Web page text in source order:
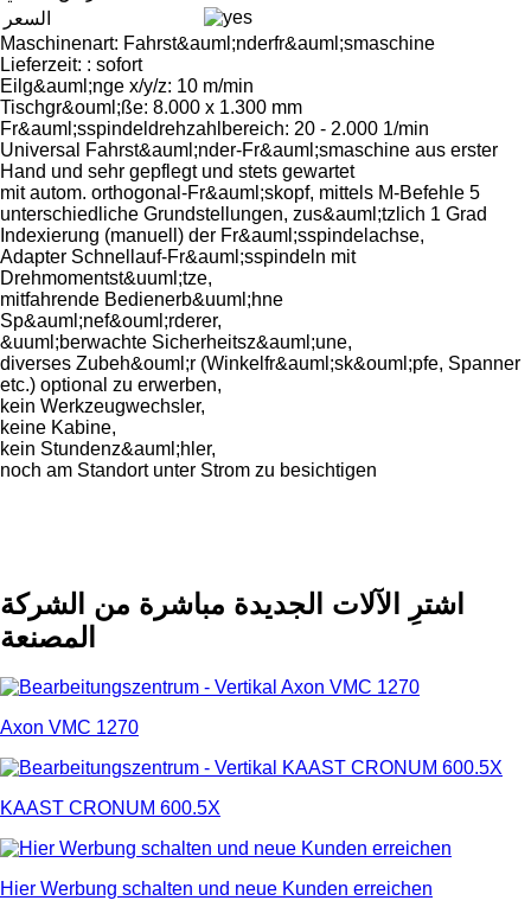
السعر
Maschinenart: Fahrst&auml;nderfr&auml;smaschine
Lieferzeit: : sofort
Eilg&auml;nge x/y/z: 10 m/min
Tischgr&ouml;ße: 8.000 x 1.300 mm
Fr&auml;sspindeldrehzahlbereich: 20 - 2.000 1/min
Universal Fahrst&auml;nder-Fr&auml;smaschine aus erster
Hand und sehr gepflegt und stets gewartet
mit autom. orthogonal-Fr&auml;skopf, mittels M-Befehle 5
unterschiedliche Grundstellungen, zus&auml;tzlich 1 Grad
Indexierung (manuell) der Fr&auml;sspindelachse,
Adapter Schnellauf-Fr&auml;sspindeln mit
Drehmomentst&uuml;tze,
mitfahrende Bedienerb&uuml;hne
Sp&auml;nef&ouml;rderer,
&uuml;berwachte Sicherheitsz&auml;une,
diverses Zubeh&ouml;r (Winkelfr&auml;sk&ouml;pfe, Spanner
etc.) optional zu erwerben,
kein Werkzeugwechsler,
keine Kabine,
kein Stundenz&auml;hler,
noch am Standort unter Strom zu besichtigen
اشترِ الآلات الجديدة مباشرة من الشركة
المصنعة
Axon VMC 1270
KAAST CRONUM 600.5X
Hier Werbung schalten und neue Kunden erreichen